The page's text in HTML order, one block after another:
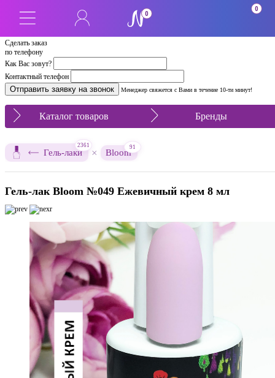
Сделать заказ
по телефону
Как Вас зовут?
Контактный телефон
Менеджер свяжется с Вами в течение 10-ти минут!
0
0
Каталог товаров Бренды
Гель-лаки
2361
× Bloom
91
Гель-лак Bloom №049 Ежевичный крем 8 мл